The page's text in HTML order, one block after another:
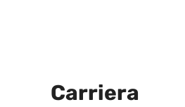
Carriera